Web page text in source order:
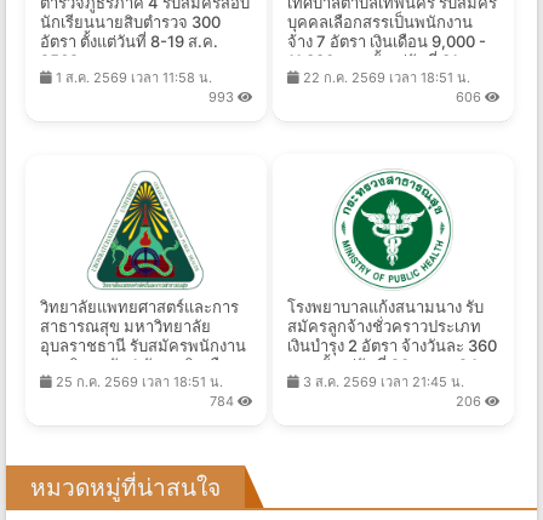
นักเรียนนายสิบตำรวจ 300
อัตรา ตั้งแต่วันที่ 8-19 ส.ค.
2569
1 ส.ค. 2569 เวลา 11:58 น.
993
บุคคลเลือกสรรเป็นพนักงาน
จ้าง 7 อัตรา เงินเดือน 9,000 -
11,380 บาท ตั้งแต่วันที่ 31 ก.ค.
- 10 ส.ค. 2569
22 ก.ค. 2569 เวลา 18:51 น.
606
วิทยาลัยแพทยศาสตร์และการ
สาธารณสุข มหาวิทยาลัย
อุบลราชธานี รับสมัครพนักงาน
มหาวิทยาลัย 1 อัตรา เงินเดือน
33,600 บาท ตั้งแต่บัดนี้ - 14
25 ก.ค. 2569 เวลา 18:51 น.
784
โรงพยาบาลแก้งสนามนาง รับ
สมัครลูกจ้างชั่วคราวประเภท
เงินบำรุง 2 อัตรา จ้างวันละ 360
บาท ตั้งแต่วันที่ 20 ก.ค. - 24
ส.ค. 2569
3 ส.ค. 2569 เวลา 21:45 น.
206
หมวดหมู่ที่น่าสนใจ